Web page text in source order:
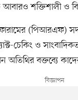
আবারও শক্তিশালী ও
(পিআরএফ)
ও
অতিথির বক্তব্যে